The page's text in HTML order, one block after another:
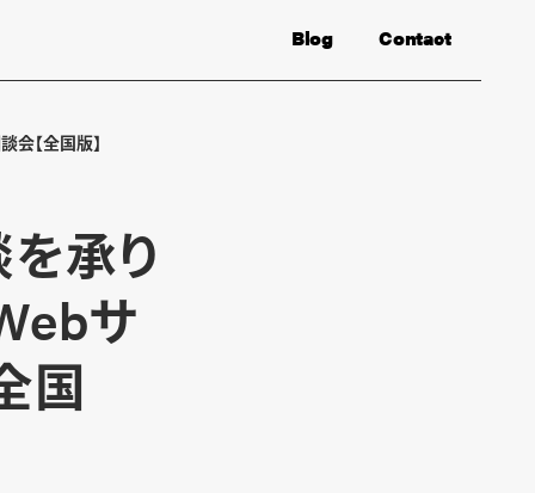
Contact
Blog
会【全国版】
承り
サ
国